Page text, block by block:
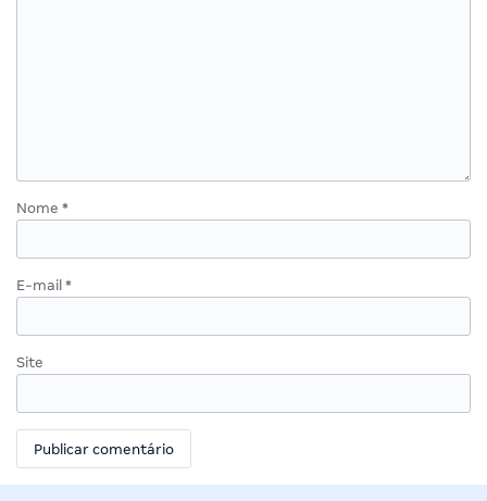
Nome *
E-mail *
Site